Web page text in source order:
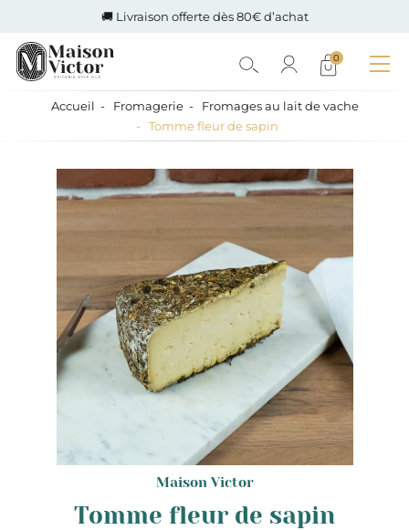
🚚 Livraison offerte dès 80€ d’achat
0
Accueil Fromagerie
Fromages au lait de vache
Tomme fleur de sapin
Maison Victor
Tomme fleur de sapin